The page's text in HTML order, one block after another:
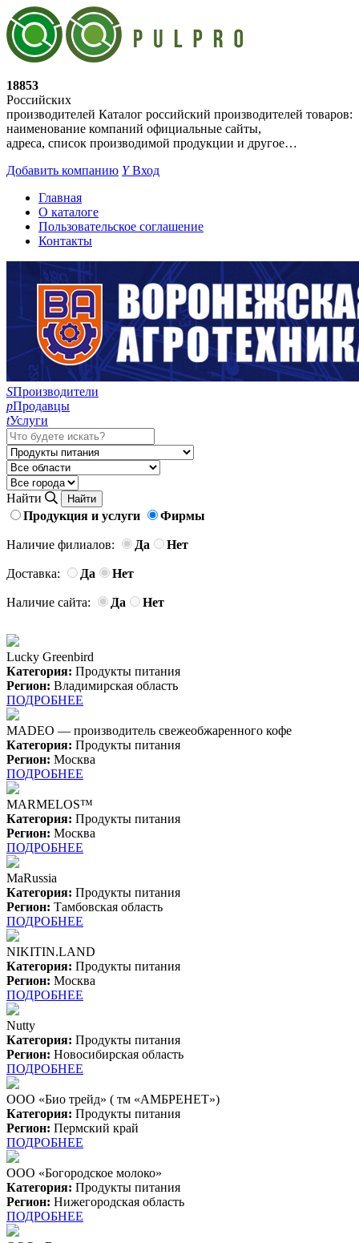
18853
Российских
производителей Каталог российский производителей товаров:
наименование компаний официальные сайты,
адреса, список производимой продукции и другое…
Добавить компанию YВход
Главная
О каталоге
Пользовательское соглашение
Контакты
SПроизводители
pПродавцы
tУслуги
Найти
Продукция и услуги
Фирмы
Наличие филиалов: Да Нет
Доставка: Да Нет
Наличие сайта: Да Нет
Lucky Greenbird
Категория: Продукты питания
Регион: Владимирская область
ПОДРОБНЕЕ
MADEO — производитель свежеобжаренного кофе
Категория: Продукты питания
Регион: Москва
ПОДРОБНЕЕ
MARMELOS™
Категория: Продукты питания
Регион: Москва
ПОДРОБНЕЕ
MaRussia
Категория: Продукты питания
Регион: Тамбовская область
ПОДРОБНЕЕ
NIKITIN.LAND
Категория: Продукты питания
Регион: Москва
ПОДРОБНЕЕ
Nutty
Категория: Продукты питания
Регион: Новосибирская область
ПОДРОБНЕЕ
OOO «Био трейд» ( тм «АМБРЕНЕТ»)
Категория: Продукты питания
Регион: Пермский край
ПОДРОБНЕЕ
OOO «Богородское молоко»
Категория: Продукты питания
Регион: Нижегородская область
ПОДРОБНЕЕ